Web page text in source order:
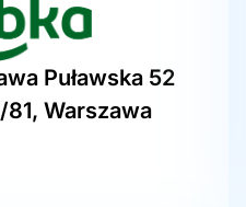
Puławska 52
81, Warszawa